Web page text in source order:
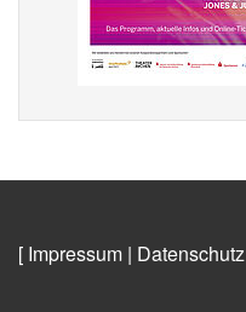
[ Impressum | Datenschutz